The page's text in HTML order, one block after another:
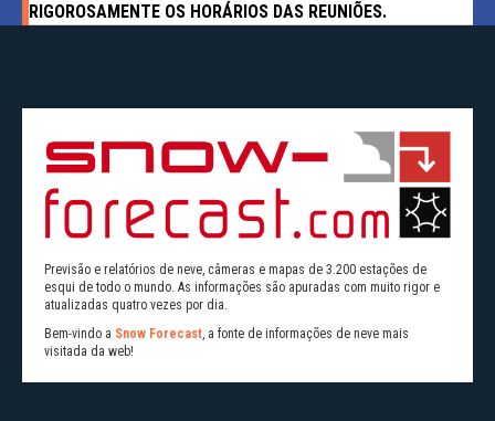
RIGOROSAMENTE OS HORÁRIOS DAS REUNIÕES.
Previsão e relatórios de neve, câmeras e mapas de 3.200 estações de
esqui de todo o mundo. As informações são apuradas com muito rigor e
atualizadas quatro vezes por dia.
Bem-vindo a Snow Forecast, a fonte de informações de neve mais
visitada da web!